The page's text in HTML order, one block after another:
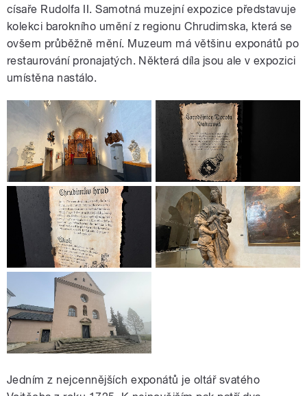
císaře Rudolfa II. Samotná muzejní expozice představuje
kolekci barokního umění z regionu Chrudimska, která se
ovšem průběžně mění. Muzeum má většinu exponátů po
restaurování pronajatých. Některá díla jsou ale v expozici
umístěna nastálo.
Jedním z nejcennějších exponátů je oltář svatého